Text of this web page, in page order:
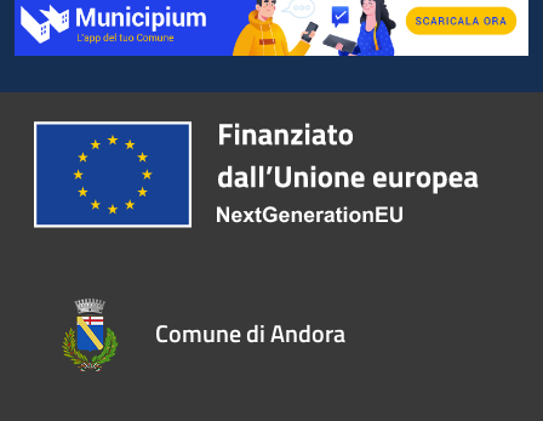
Comune di Andora